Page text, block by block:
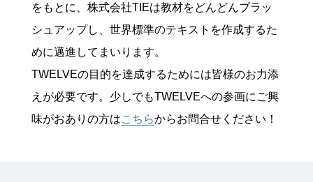
をもとに、株式会社TIEは教材をどんどんブラッ
シュアップし、世界標準のテキストを作成するた
めに邁進してまいります。
TWELVEの目的を達成するためには皆様のお力添
えが必要です。少しでもTWELVEへの参画にご興
味がおありの方はこちらからお問合せください！